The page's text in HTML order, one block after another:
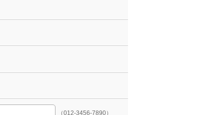
（012-3456-7890）